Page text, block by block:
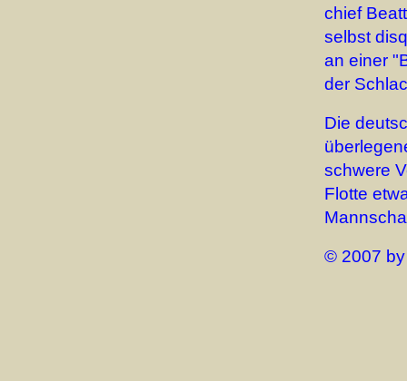
chief
selbst
an einer
der
Die
schwere
Flotte
© 2007